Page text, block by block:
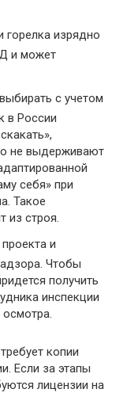
горелка изрядно
и может
с учетом
в России
не выдерживают
себя» при
Такое
из строя.
и
Чтобы
получить
инспекции
копии
Если за этапы
лицензии на